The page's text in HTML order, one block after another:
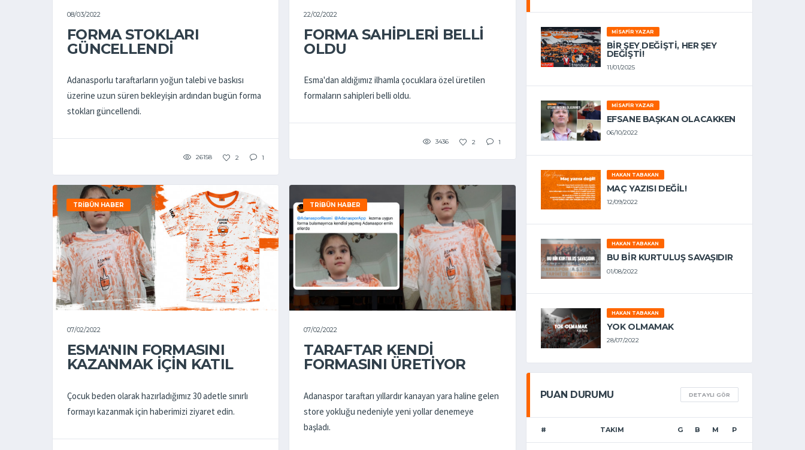
08/03/2022
FORMA STOKLARI
GÜNCELLENDİ
Adanasporlu taraftarların yoğun talebi ve baskısı
üzerine uzun süren bekleyişin ardından bugün forma
stokları güncellendi.
26158 2 1
22/02/2022
FORMA SAHİPLERİ BELLİ
OLDU
Esma'dan aldığımız ilhamla çocuklara özel üretilen
formaların sahipleri belli oldu.
3436 2 1
TRIBÜN HABER
07/02/2022
ESMA'NIN FORMASINI
KAZANMAK İÇİN KATIL
Çocuk beden olarak hazırladığımız 30 adetle sınırlı
formayı kazanmak için haberimizi ziyaret edin.
TRIBÜN HABER
07/02/2022
TARAFTAR KENDİ
FORMASINI ÜRETİYOR
Adanaspor taraftarı yıllardır kanayan yara haline gelen
store yokluğu nedeniyle yeni yollar denemeye
başladı.
MISAFIR YAZAR
BIR ŞEY DEĞIŞTI, HER ŞEY
DEĞIŞTI!
11/01/2025
MISAFIR YAZAR
EFSANE BAŞKAN OLACAKKEN
06/10/2022
HAKAN TABAKAN
MAÇ YAZISI DEĞİL!
12/09/2022
HAKAN TABAKAN
BU BİR KURTULUŞ SAVAŞIDIR
01/08/2022
HAKAN TABAKAN
YOK OLMAMAK
28/07/2022
PUAN DURUMU DETAYLI GÖR
# TAKIM G B M P